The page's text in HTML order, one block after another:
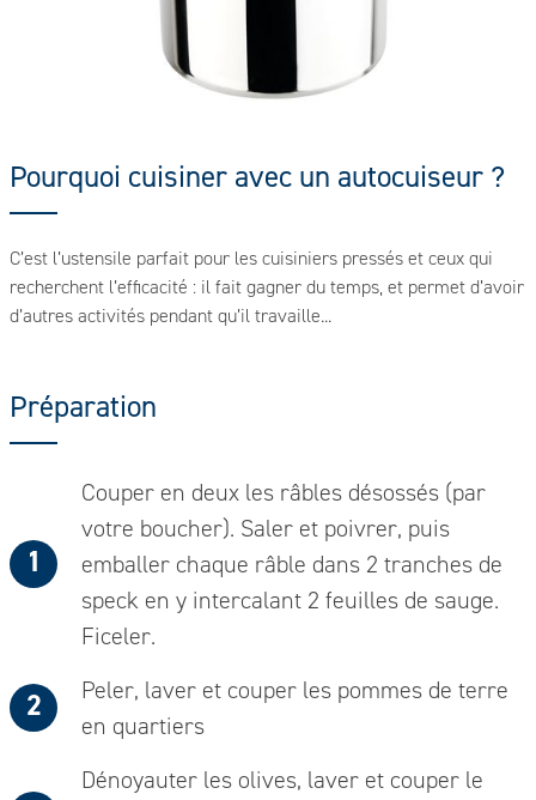
Préparation
Couper en deux les râbles désossés (par
votre boucher). Saler et poivrer, puis
emballer chaque râble dans 2 tranches de
speck en y intercalant 2 feuilles de sauge.
Ficeler.
Peler, laver et couper les pommes de terre
en quartiers
Dénoyauter les olives, laver et couper le
Pourquoi cuisiner avec un autocuiseur ?
C’est l’ustensile parfait pour les cuisiniers pressés et ceux qui
recherchent l’efficacité : il fait gagner du temps, et permet d’avoir
d’autres activités pendant qu’il travaille...